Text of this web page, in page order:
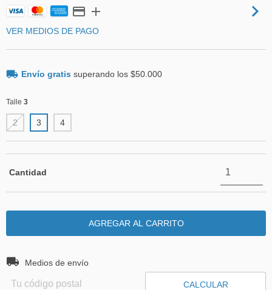
VER MEDIOS DE PAGO
Envío gratis superando los $50.000
Talle 3
2 3 4
Cantidad
Entregas para el CP:
Medios de envío
CALCULAR